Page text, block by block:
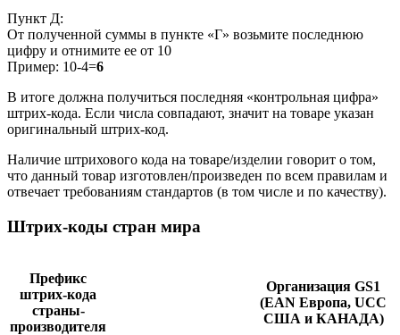
Пункт Д:
От полученной суммы в пункте «Г» возьмите последнюю
цифру и отнимите ее от 10
Пример: 10-4=6
В итоге должна получиться последняя «контрольная цифра»
штрих-кода. Если числа совпадают, значит на товаре указан
оригинальный штрих-код.
Наличие штрихового кода на товаре/изделии говорит о том,
что данный товар изготовлен/произведен по всем правилам и
отвечает требованиям стандартов (в том числе и по качеству).
Штрих-коды стран мира
Префикс
штрих-кода
страны-
производителя
Организация GS1
(EAN Европа, UCC
США и КАНАДА)